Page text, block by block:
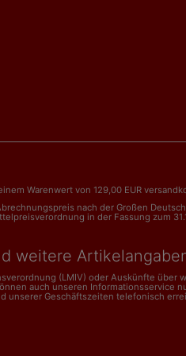
Warenwert von 129,00 EUR
nach der Großen
in der Fassung zum
weitere
(LMIV) oder Auskünfte
auch unseren
unserer Geschäftszeiten telefonisch